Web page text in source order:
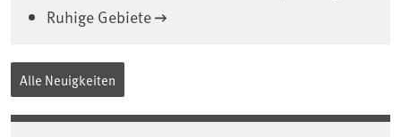
Ruhige Gebiete
Alle Neuigkeiten